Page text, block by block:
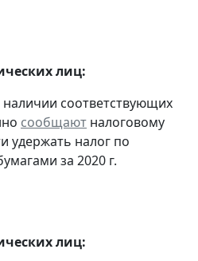
лиц:
соответствующих
сообщают налоговому
удержать налог по
за 2020 г.
лиц: